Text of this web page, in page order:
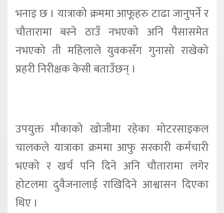
भनाइ छ । यात्राको क्रममा आफूहरु टाढा जानुपर्ने र
चौतारामा बस्ने ठाउँ नभएको अनि पैसासमेत
नभएको ती महिलाले युवकसँग गुनासो राखेको
प्रहरी निरीक्षक केसी बताउँछन् ।
उपयुक्त मौकाको खोजीमा रहेका मोटरसाइकल
चालकले यात्राका क्रममा आफु सरकारी कर्मचारी
भएको र खर्च पनि दिने अनि चौतारामा लगेर
होटलमा दुवैजनालाई राखिदिने आश्वासन दिएका
थिए ।